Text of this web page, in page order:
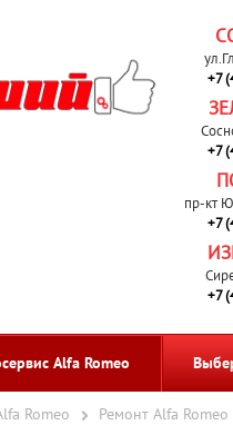
+7
+7
пр-кт
+7
+7
Alfa Romeo
Romeo Ремонт Alfa